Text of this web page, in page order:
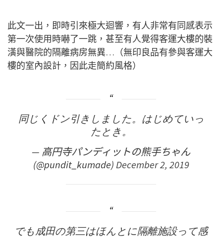
此文一出，即時引來極大迴響，有人非常有同感表示
第一次使用時嚇了一跳，甚至有人覺得客運大樓的裝
潢與醫院的隔離病房無異…（無印良品有參與客運大
樓的室內設計，因此走簡約風格）
同じくドン引きしました。はじめていっ
たとき。
— 高円寺パンディットの熊手ちゃん
(@pundit_kumade)December 2, 2019
でも成田の第三はほんとに隔離施設って感